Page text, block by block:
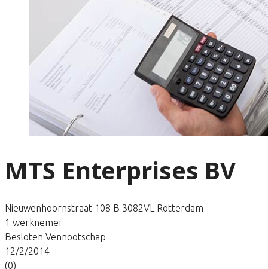
MTS Enterprises BV
Nieuwenhoornstraat 108 B 3082VL Rotterdam
1 werknemer
Besloten Vennootschap
12/2/2014
(0)